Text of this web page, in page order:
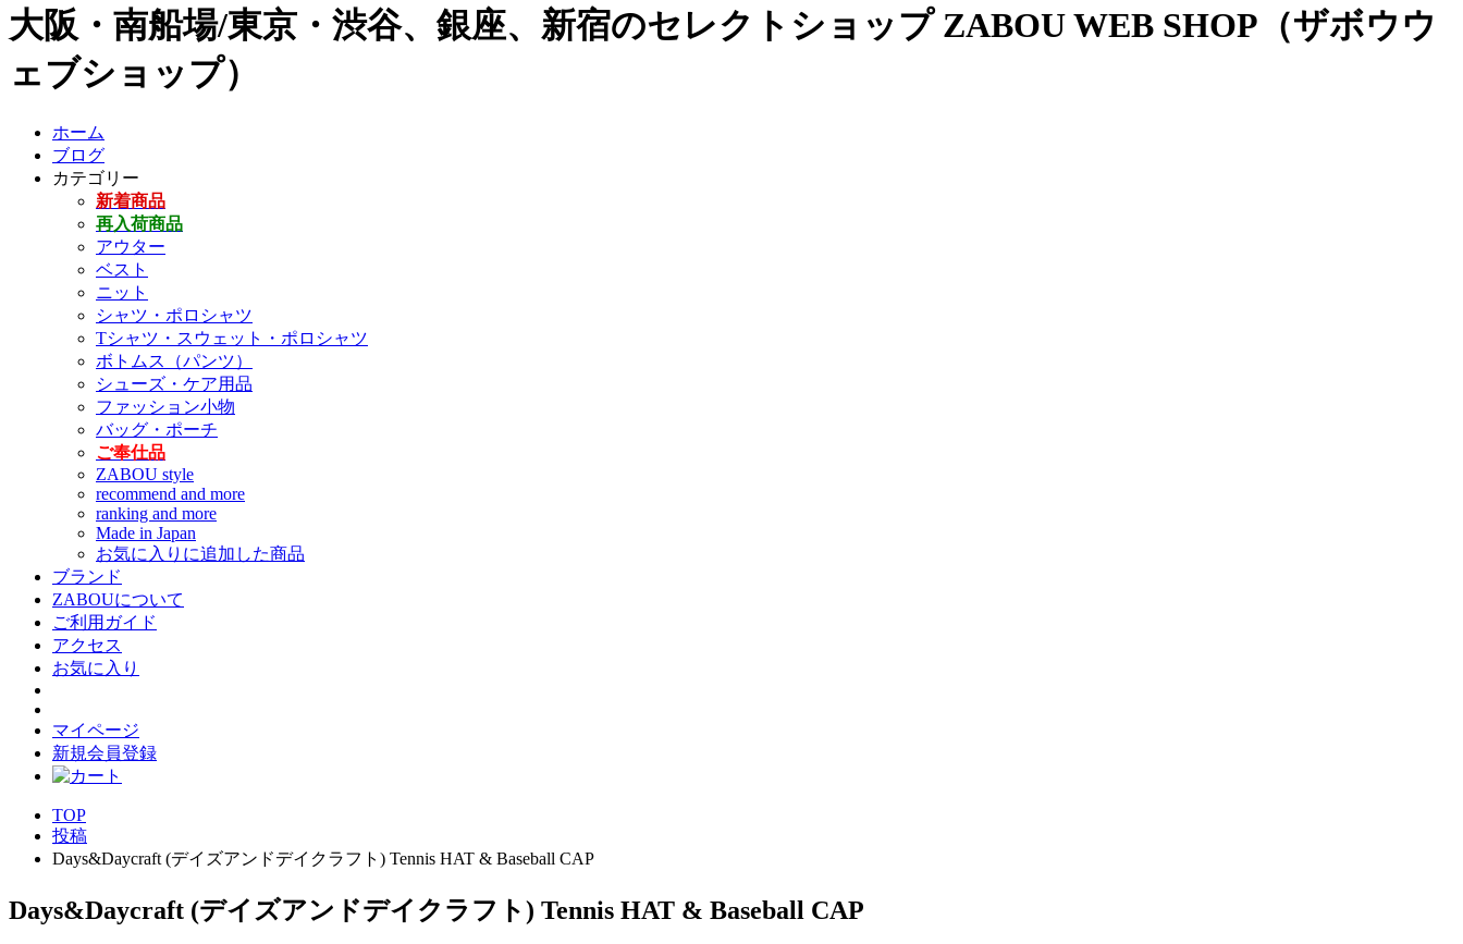
大阪・南船場/東京・渋谷、銀座、新宿のセレクトショップ ZABOU WEB SHOP（ザボウウ
ェブショップ）
ホーム
ブログ
カテゴリー
新着商品
再入荷商品
アウター
ベスト
ニット
シャツ・ポロシャツ
Tシャツ・スウェット・ポロシャツ
ボトムス（パンツ）
シューズ・ケア用品
ファッション小物
バッグ・ポーチ
ご奉仕品
ZABOU style
recommend and more
ranking and more
Made in Japan
お気に入りに追加した商品
ブランド
ZABOUについて
ご利用ガイド
アクセス
お気に入り
マイページ
新規会員登録
TOP
投稿
Days&Daycraft (デイズアンドデイクラフト) Tennis HAT & Baseball CAP
Days&Daycraft (デイズアンドデイクラフト) Tennis HAT & Baseball CAP